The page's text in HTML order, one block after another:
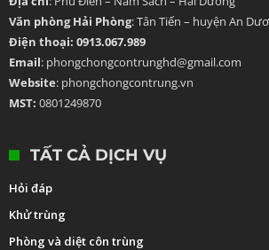
Văn phòng Hải Phòng: Tân Tiến – huyện An
Điện thoại: 0913.067.989
Email: phongchongcontrunghd@gmail.com
Website: phongchongcontrung.vn
MST: 0801249870
TẤT CẢ DỊCH VỤ
Hỏi đáp
Khử trùng
Phòng và diệt côn trùng